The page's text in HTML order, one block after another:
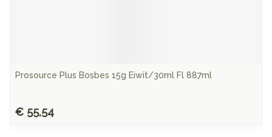
Prosource Plus Bosbes 15g Eiwit/30ml Fl 887ml
€ 55,54